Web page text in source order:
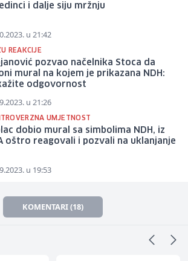
i dalje siju mržnju
u 21:42
REAKCIJE
pozvao načelnika Stoca da
mural na kojem je prikazana NDH:
odgovornost
u 21:26
UMJETNOST
dobio mural sa simbolima NDH, iz
oštro reagovali i pozvali na uklanjanje
u 19:53
KOMENTARI (18)